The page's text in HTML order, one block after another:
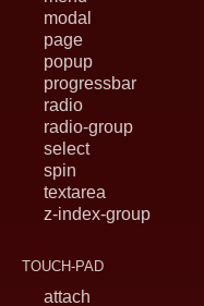
modal
page
popup
progressbar
radio
radio-group
select
spin
textarea
z-index-group
TOUCH-PAD
attach